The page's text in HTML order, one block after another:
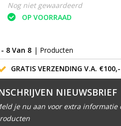
Nog niet gewaardeerd
OP VOORRAAD
- 8 Van 8 | Producten
GRATIS VERZENDING V.A. €100,-
NIEUWSBRIEF
je nu aan voor extra informatie